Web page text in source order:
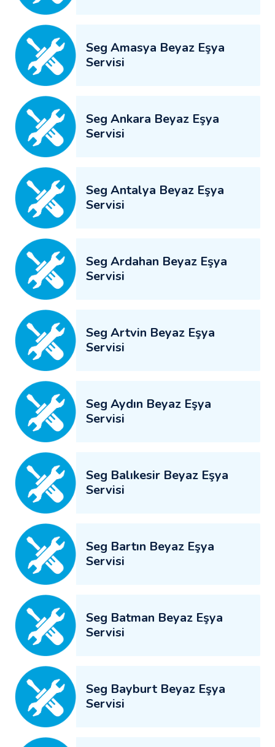
Seg Amasya Beyaz Eşya
Servisi
Seg Ankara Beyaz Eşya
Servisi
Seg Antalya Beyaz Eşya
Servisi
Seg Ardahan Beyaz Eşya
Servisi
Seg Artvin Beyaz Eşya
Servisi
Seg Aydın Beyaz Eşya
Servisi
Seg Balıkesir Beyaz Eşya
Servisi
Seg Bartın Beyaz Eşya
Servisi
Seg Batman Beyaz Eşya
Servisi
Seg Bayburt Beyaz Eşya
Servisi